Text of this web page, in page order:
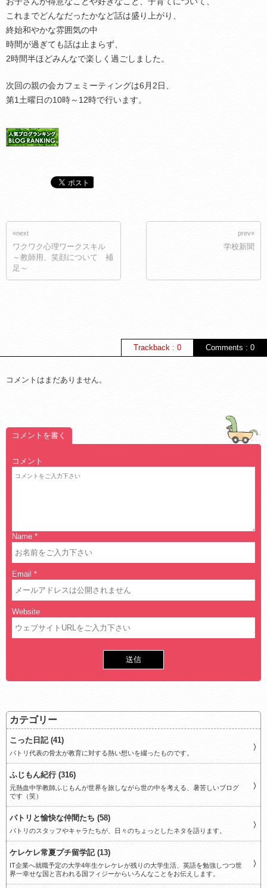
これまでどんなだったかなど話は盛り上がり、
終始和やかな雰囲気の中
時間が過ぎても話は止まらず、
2時間半ほどみんなで楽しく過ごしました。
次回の親の会カフェミーティングは6月2日、
第1土曜日の10時～12時で行います。
«next
ワクワク心理ワークスキル
～教師用、笑顔について 補
足～
prev»
学校新聞
Comments : 0
Trackback : 0
コメントはまだありません。
コメントを書く
コメント
Name *
Email *
Website
カテゴリー
こった日記 (41)
パトリ代表の骨太が教育に対する熱い想いを綴ったものです。
ふじもん紀行 (316)
元熱血中学教師ふじもんが世界を旅しながら世の中を考える、暑苦しいブログ
です（笑）
パトリと愉快な仲間たち (58)
パトリのスタッフやキャラたちが、日々のちょっとしたネタを語ります。
ケレケレ常夏プチ留学記 (13)
IT企業へ就職予定の大学4年生ケレケレが残りの大学生活、英語を勉強しつつ世
界一幸せな国と言われる国フィジーからいろんなことをお伝えします。